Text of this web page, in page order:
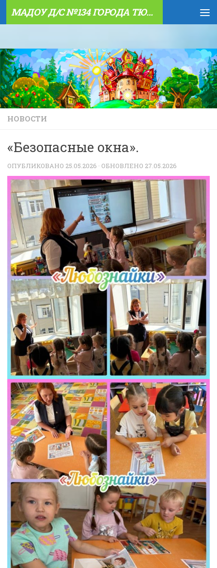
Skip to content МАДОУ Д/С №134 ГОРОДА ТЮМЕНИ
НОВОСТИ
«Безопасные окна».
ОПУБЛИКОВАНО 25.05.2026 · ОБНОВЛЕНО 27.05.2026